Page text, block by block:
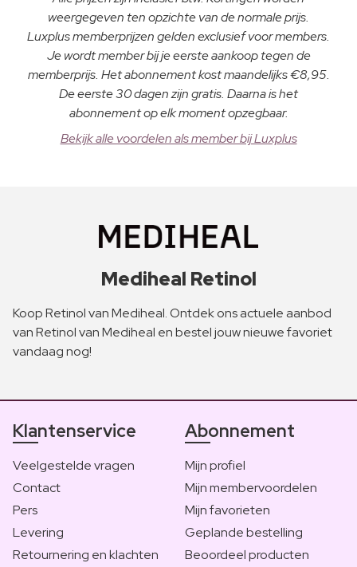
weergegeven ten opzichte van de normale prijs.
Luxplus memberprijzen gelden exclusief voor members.
Je wordt member bij je eerste aankoop tegen de
memberprijs. Het abonnement kost maandelijks €8,95.
De eerste 30 dagen zijn gratis. Daarna is het
abonnement op elk moment opzegbaar.
Bekijk alle voordelen als member bij Luxplus
Mediheal Retinol
Koop Retinol van Mediheal. Ontdek ons actuele aanbod
van Retinol van Mediheal en bestel jouw nieuwe favoriet
vandaag nog!
Klantenservice
Veelgestelde vragen
Contact
Pers
Levering
Retournering en klachten
Abonnement
Mijn profiel
Mijn membervoordelen
Mijn favorieten
Geplande bestelling
Beoordeel producten